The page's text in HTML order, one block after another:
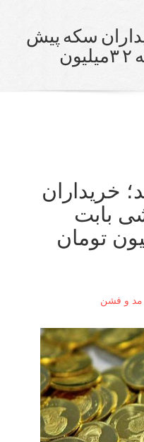
پیش
۲ ۳میلیون